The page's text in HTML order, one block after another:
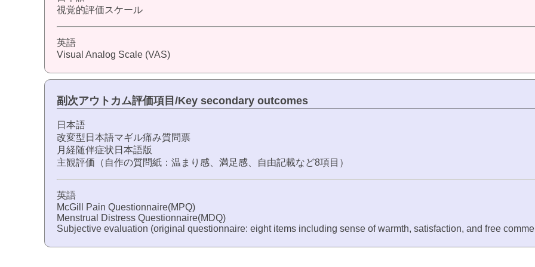
視覚的評価スケール
英語
Visual Analog Scale (VAS)
副次アウトカム評価項目/Key secondary outcomes
日本語
改変型日本語マギル痛み質問票
月経随伴症状日本語版
主観評価（自作の質問紙：温まり感、満足感、自由記載など8項目）
英語
McGill Pain Questionnaire(MPQ)
Menstrual Distress Questionnaire(MDQ)
Subjective evaluation (original questionnaire: eight items including sense of warmth, satisfaction, and free